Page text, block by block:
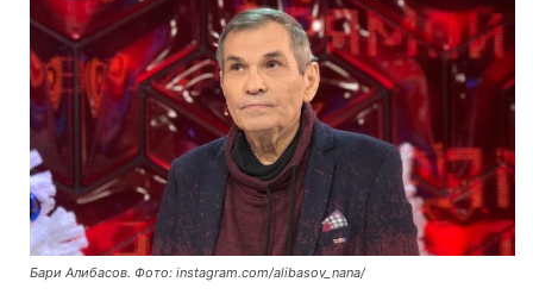
Бари Алибасов. Фото: instagram.com/alibasov_nana/